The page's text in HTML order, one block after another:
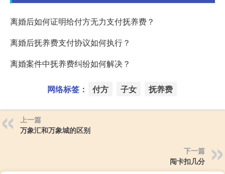
离婚后如何证明给付方无力支付抚养费？
离婚后抚养费支付协议如何执行？
离婚案件中抚养费纠纷如何解决？
网络标签： 付方 子女 抚养费
上一篇
万象汇和万象城的区别
下一篇
闯卡扣几分